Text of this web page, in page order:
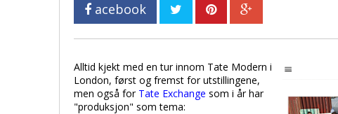
acebook
Alltid kjekt med en tur innom Tate Modern i
London, først og fremst for utstillingene,
men også for Tate Exchange som i år har
"produksjon" som tema: